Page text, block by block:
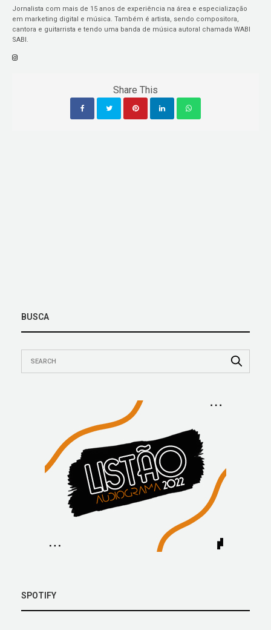
Jornalista com mais de 15 anos de experiência na área e especialização
em marketing digital e música. Também é artista, sendo compositora,
cantora e guitarrista e tendo uma banda de música autoral chamada WABI
SABI.
Share This
BUSCA
SPOTIFY